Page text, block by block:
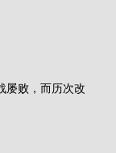
屡败，而历次改